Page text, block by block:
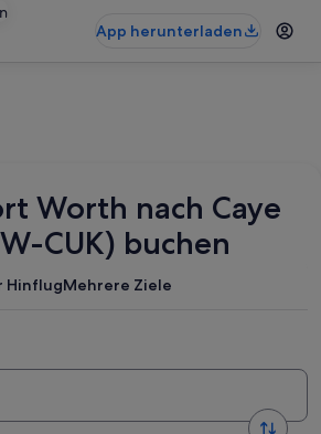
App herunterladen
Worth nach Caye
CUK) buchen
HinflugMehrere Ziele